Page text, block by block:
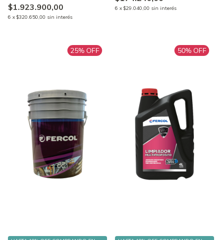
$1.923.900,00
6 x $320.650,00 sin interés
6 x $29.040,00 sin interés
25% OFF 50% OFF